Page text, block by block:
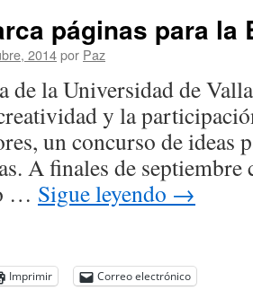
páginas para la
2014por Paz
de la Universidad de
y la
un concurso de ideas
A finales de septiembre
… Sigue leyendo →
Imprimir Correo electrónico